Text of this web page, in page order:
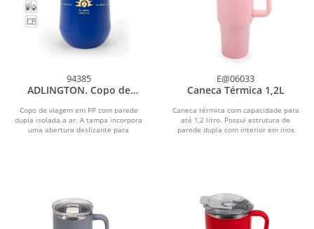
94385
ADLINGTON. Copo de
dupla isolada a ar
Copo de viagem em PP com parede
dupla isolada a ar. A tampa incorpora
uma abertura deslizante para
E@06033
Caneca Térmica 1,2L
Caneca térmica com capacidade para
até 1,2 litro. Possui estrutura de
parede dupla com interior em inox